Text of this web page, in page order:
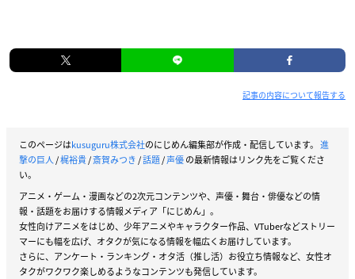
記事の内容について報告する
このページはkusuguru株式会社のにじめん編集部が作成・配信しています。 進
撃の巨人/梶裕貴/斎賀みつき/話題/声優の最新情報はリンク先をご覧くださ
い。
アニメ・ゲーム・漫画などの2次元コンテンツや、声優・舞台・俳優などの情
報・話題をお届けする情報メディア「にじめん」。
女性向けアニメをはじめ、少年アニメやキャラクター作品、VTuberなどストリー
マーにも幅を広げ、オタクが気になる情報を幅広くお届けしています。
さらに、アンケート・ランキング・オタ活（推し活）お役立ち情報など、女性オ
タクがワクワク楽しめるようなコンテンツも発信しています。